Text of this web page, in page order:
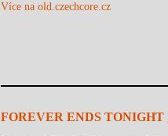
Více na old.czechcore.cz
FOREVER ENDS TONIGHT